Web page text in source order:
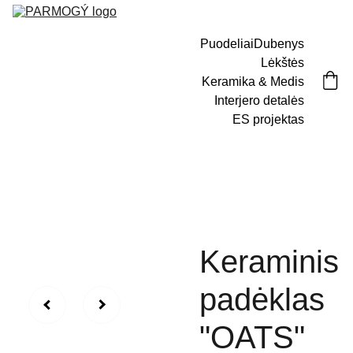
PuodeliaiDubenys
Lėkštės
Keramika & Medis
Interjero detalės
ES projektas
Keraminis
padėklas
"OATS"